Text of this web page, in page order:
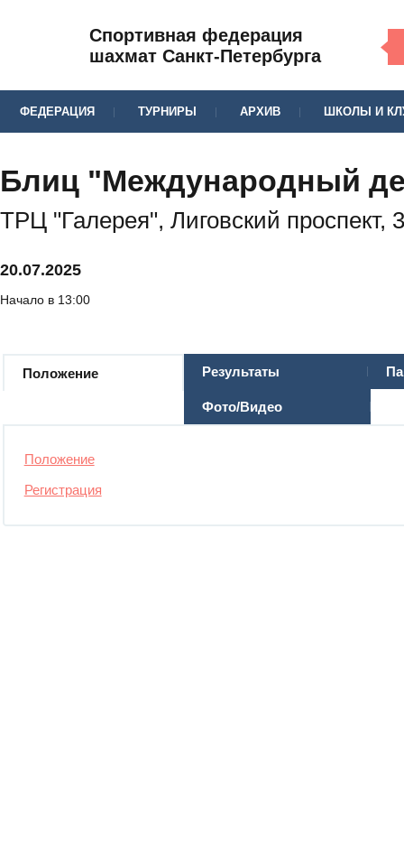
Спортивная федерация
шахмат Санкт-Петербурга
ФЕДЕРАЦИЯ ТУРНИРЫ АРХИВ ШКОЛЫ И
Блиц "Международный
ТРЦ "Галерея", Лиговский проспект,
20.07.2025
Начало в 13:00
Положение Результаты
Фото/Видео
Положение
Регистрация